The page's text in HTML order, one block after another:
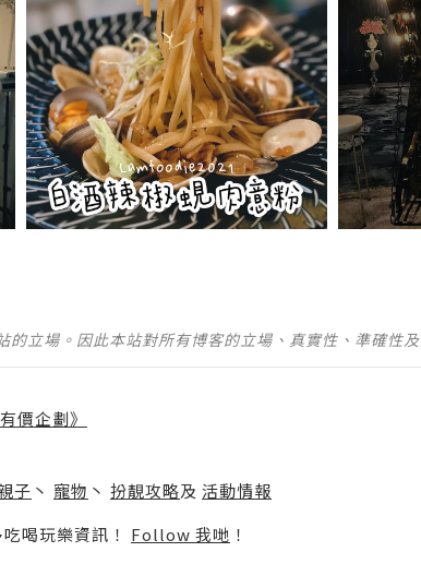
的立場。因此本站對所有博客的立場、真實性、準確性
價企劃》
子 丶 寵物 丶 扮靚攻略及 活動情報
喝玩樂資訊！ Follow 我哋 ！